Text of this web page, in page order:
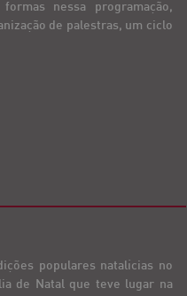
nessa programação,
de palestras, um ciclo
populares natalícias no
de Natal que teve lugar na